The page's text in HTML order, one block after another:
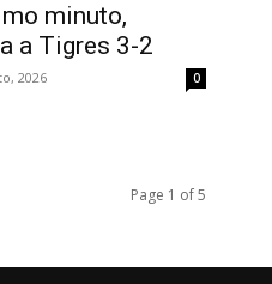
minuto,
a Tigres 3-2
2026 0
Page 1 of 5